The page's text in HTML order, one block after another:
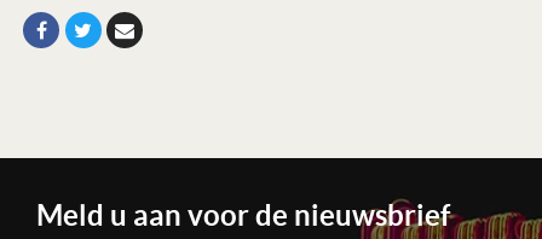
Meld u aan voor de nieuwsbrief